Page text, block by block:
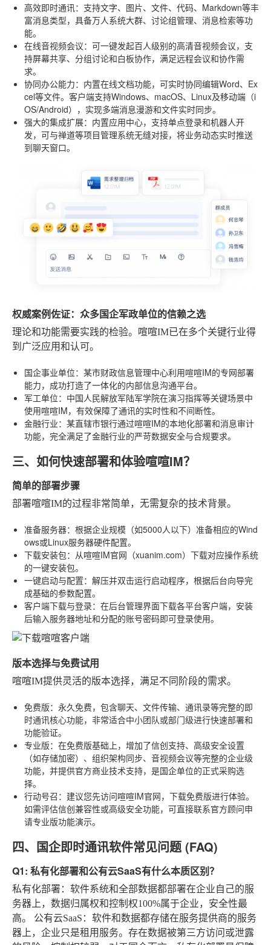
高效即时通讯：支持文字、图片、文件、代码、Markdown等丰
富消息类型，具备万人系统大群、讨论组管理、消息检索等功
能。
在线音视频会议：可一键发起百人级别的高清音视频会议，支
持屏幕共享、分组讨论和白板协作，满足远程会议和协作需
求。
协同办公能力：内置在线文档功能，可实时协同编辑Word、Ex
cel等文件。客户端支持Windows、macOS、Linux及移动端（i
OS/Android），实现多端消息漫游和文件实时同步。
强大的集成扩展：内置应用中心，支持单点登录和机器人开
发，可与禅道等项目管理系统无缝对接，将业务动态实时推送
到聊天窗口。
权威案例佐证：众多国企军政单位的信赖之选
理论和功能需要实践的检验。喧喧IM已在多个关键行业得
到广泛应用和认可。
国企事业单位：某市财政信息管理中心利用喧喧IM的专网部署
能力，成功打造了一体化的内部信息沟通平台。
军工单位：中国人民解放军陆军学院在演习指挥等关键场景中
使用喧喧IM，有效保障了通讯的实时性和不间断性。
金融行业：某直辖市银行通过喧喧IM的本地化部署和消息审计
功能，完全满足了金融行业的严苛数据安全与合规要求。
三、如何快速部署和体验喧喧IM？
简单的部署步骤
部署喧喧IM的过程非常简单，无需复杂的技术背景。
准备服务器：根据企业规模（如5000人以下）准备相应的Wind
ows或Linux服务器硬件配置。
下载安装包：从喧喧IM官网（xuanim.com）下载对应操作系统
的一键安装包。
一键启动与配置：解压并双击运行启动程序，根据后台向导完
成基础的参数配置。
客户端下载与登录：在后台管理界面下载各平台客户端，安装
后输入服务器地址和分配的账号密码即可登录使用。
版本选择与免费试用
喧喧IM提供灵活的版本选择，满足不同阶段的需求。
免费版：永久免费，包含聊天、文件传输、通讯录等完整的即
时通讯核心功能，非常适合中小团队或部门级进行快速部署和
功能验证。
专业版：在免费版基础上，增加了信创支持、高级安全设置
（如存储加密）、组织架构同步、音视频会议等完整的企业级
功能，并提供官方商业技术支持，是国企单位的正式采购选
择。
行动号召：建议您先访问喧喧IM官网，下载免费版进行体验。
如需评估信创兼容性或高级安全功能，可直接联系官方顾问申
请专业版功能演示。
四、国企即时通讯软件常见问题 (FAQ)
Q1: 私有化部署和公有云SaaS有什么本质区别？
私有化部署：软件系统和全部数据都部署在企业自己的服
务器上，数据归属权和控制权100%属于企业，安全性最
高。 公有云SaaS ：软件和数据都存储在服务提供商的服务
器上，企业只是租用服务。存在数据被第三方访问或泄露